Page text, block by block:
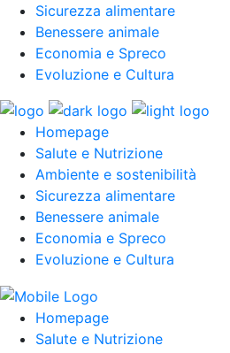
Sicurezza alimentare
Benessere animale
Economia e Spreco
Evoluzione e Cultura
Homepage
Salute e Nutrizione
Ambiente e sostenibilità
Sicurezza alimentare
Benessere animale
Economia e Spreco
Evoluzione e Cultura
Homepage
Salute e Nutrizione